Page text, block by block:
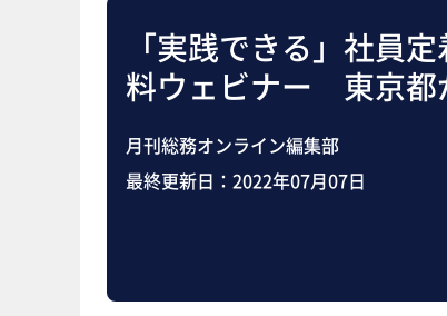
「実践できる」社員
料ウェビナー 東京都
月刊総務オンライン編集部
最終更新日： 2022年07月07日